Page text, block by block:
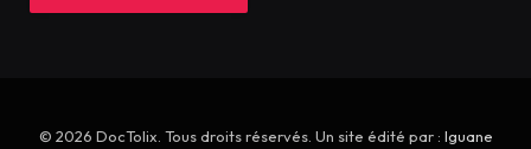
© 2026 DocTolix. Tous droits réservés. Un site édité par : Iguane